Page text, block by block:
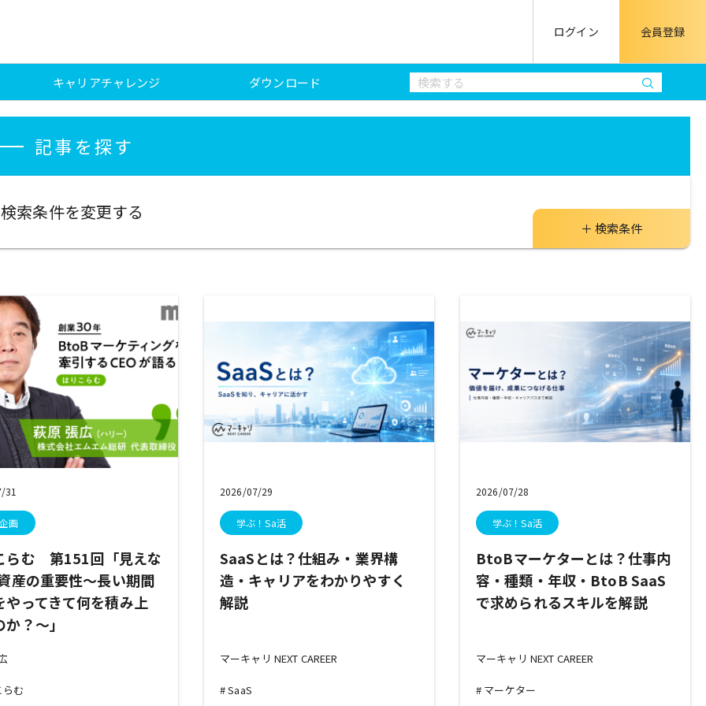
ログイン 会員登録
キャリアチャレンジ ダウンロード
記事を探す
検索条件を変更する
検索条件
31
画
らむ 第151回「見えな
産の重要性～長い期間
やってきて何を積み上
？～」
む
2026/07/29
学ぶ！Sa活
SaaSとは？仕組み・業界構
造・キャリアをわかりやすく
解説
マーキャリ NEXT CAREER
SaaS
2026/07/28
学ぶ！Sa活
BtoBマーケターとは？仕事内
容・種類・年収・BtoB SaaS
で求められるスキルを解説
マーキャリ NEXT CAREER
マーケター